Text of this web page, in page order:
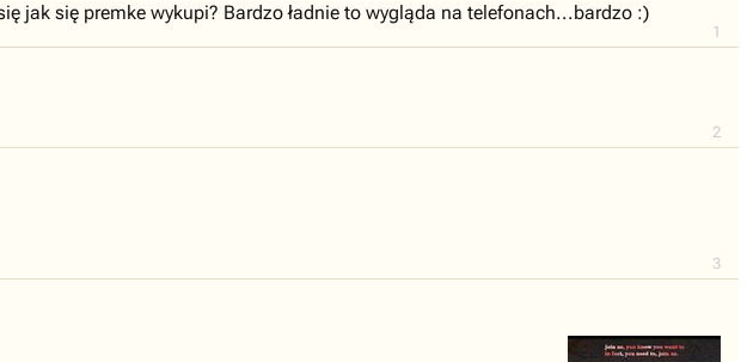
1
jak się premke wykupi? Bardzo ładnie to wygląda na telefonach...bardzo :)
2
3